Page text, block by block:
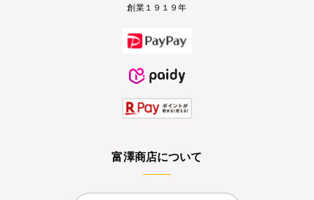
創業１９１９年
富澤商店について